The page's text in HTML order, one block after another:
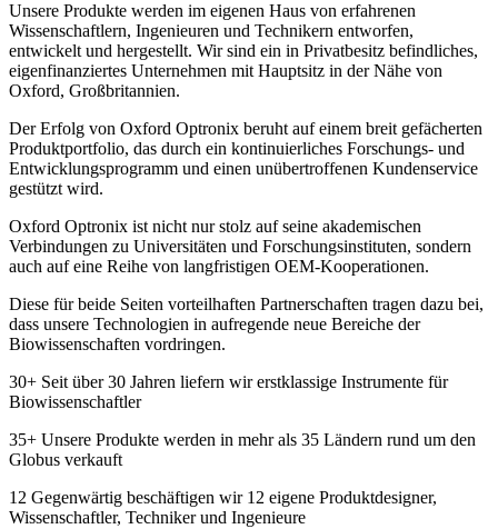
Unsere Produkte werden im eigenen Haus von erfahrenen
Wissenschaftlern, Ingenieuren und Technikern entworfen,
entwickelt und hergestellt. Wir sind ein in Privatbesitz befindliches,
eigenfinanziertes Unternehmen mit Hauptsitz in der Nähe von
Oxford, Großbritannien.
Der Erfolg von Oxford Optronix beruht auf einem breit gefächerten
Produktportfolio, das durch ein kontinuierliches Forschungs- und
Entwicklungsprogramm und einen unübertroffenen Kundenservice
gestützt wird.
Oxford Optronix ist nicht nur stolz auf seine akademischen
Verbindungen zu Universitäten und Forschungsinstituten, sondern
auch auf eine Reihe von langfristigen OEM-Kooperationen.
Diese für beide Seiten vorteilhaften Partnerschaften tragen dazu bei,
dass unsere Technologien in aufregende neue Bereiche der
Biowissenschaften vordringen.
30+ Seit über 30 Jahren liefern wir erstklassige Instrumente für
Biowissenschaftler
35+ Unsere Produkte werden in mehr als 35 Ländern rund um den
Globus verkauft
12 Gegenwärtig beschäftigen wir 12 eigene Produktdesigner,
Wissenschaftler, Techniker und Ingenieure